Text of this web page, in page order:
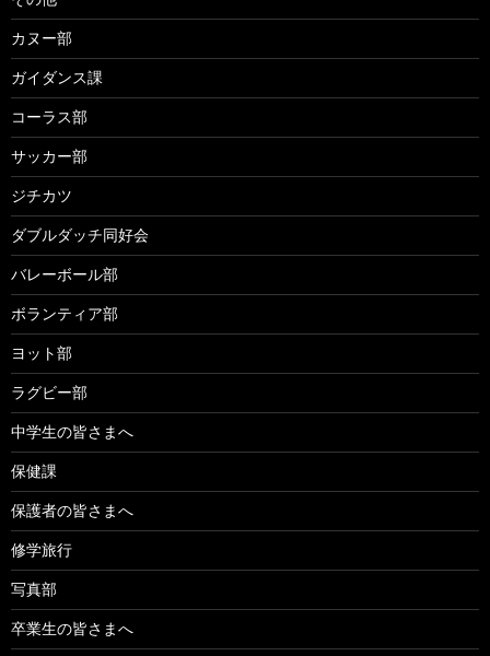
カヌー部
ガイダンス課
コーラス部
サッカー部
ジチカツ
ダブルダッチ同好会
バレーボール部
ボランティア部
ヨット部
ラグビー部
中学生の皆さまへ
保健課
保護者の皆さまへ
修学旅行
写真部
卒業生の皆さまへ